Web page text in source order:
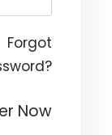
Forgot
Now